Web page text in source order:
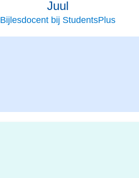
Juul
Bijlesdocent bij StudentsPlus